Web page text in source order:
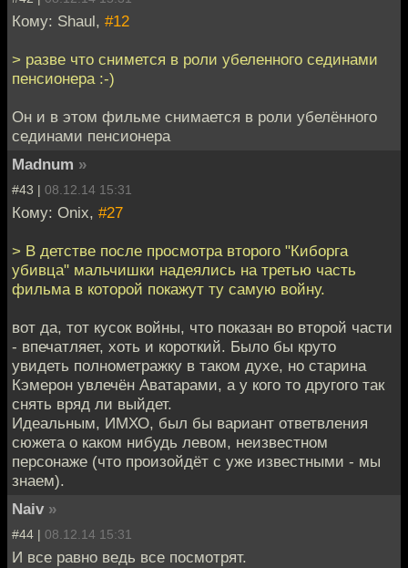
Кому: Shaul, #12
> разве что снимется в роли убеленного сединами
пенсионера :-)
Он и в этом фильме снимается в роли убелённого
сединами пенсионера
Madnum »
#43 | 08.12.14 15:31
Кому: Onix, #27
> В детстве после просмотра второго "Киборга
убивца" мальчишки надеялись на третью часть
фильма в которой покажут ту самую войну.
вот да, тот кусок войны, что показан во второй части
- впечатляет, хоть и короткий. Было бы круто
увидеть полнометражку в таком духе, но старина
Кэмерон увлечён Аватарами, а у кого то другого так
снять вряд ли выйдет.
Идеальным, ИМХО, был бы вариант ответвления
сюжета о каком нибудь левом, неизвестном
персонаже (что произойдёт с уже известными - мы
знаем).
Naiv »
#44 | 08.12.14 15:31
И все равно ведь все посмотрят.